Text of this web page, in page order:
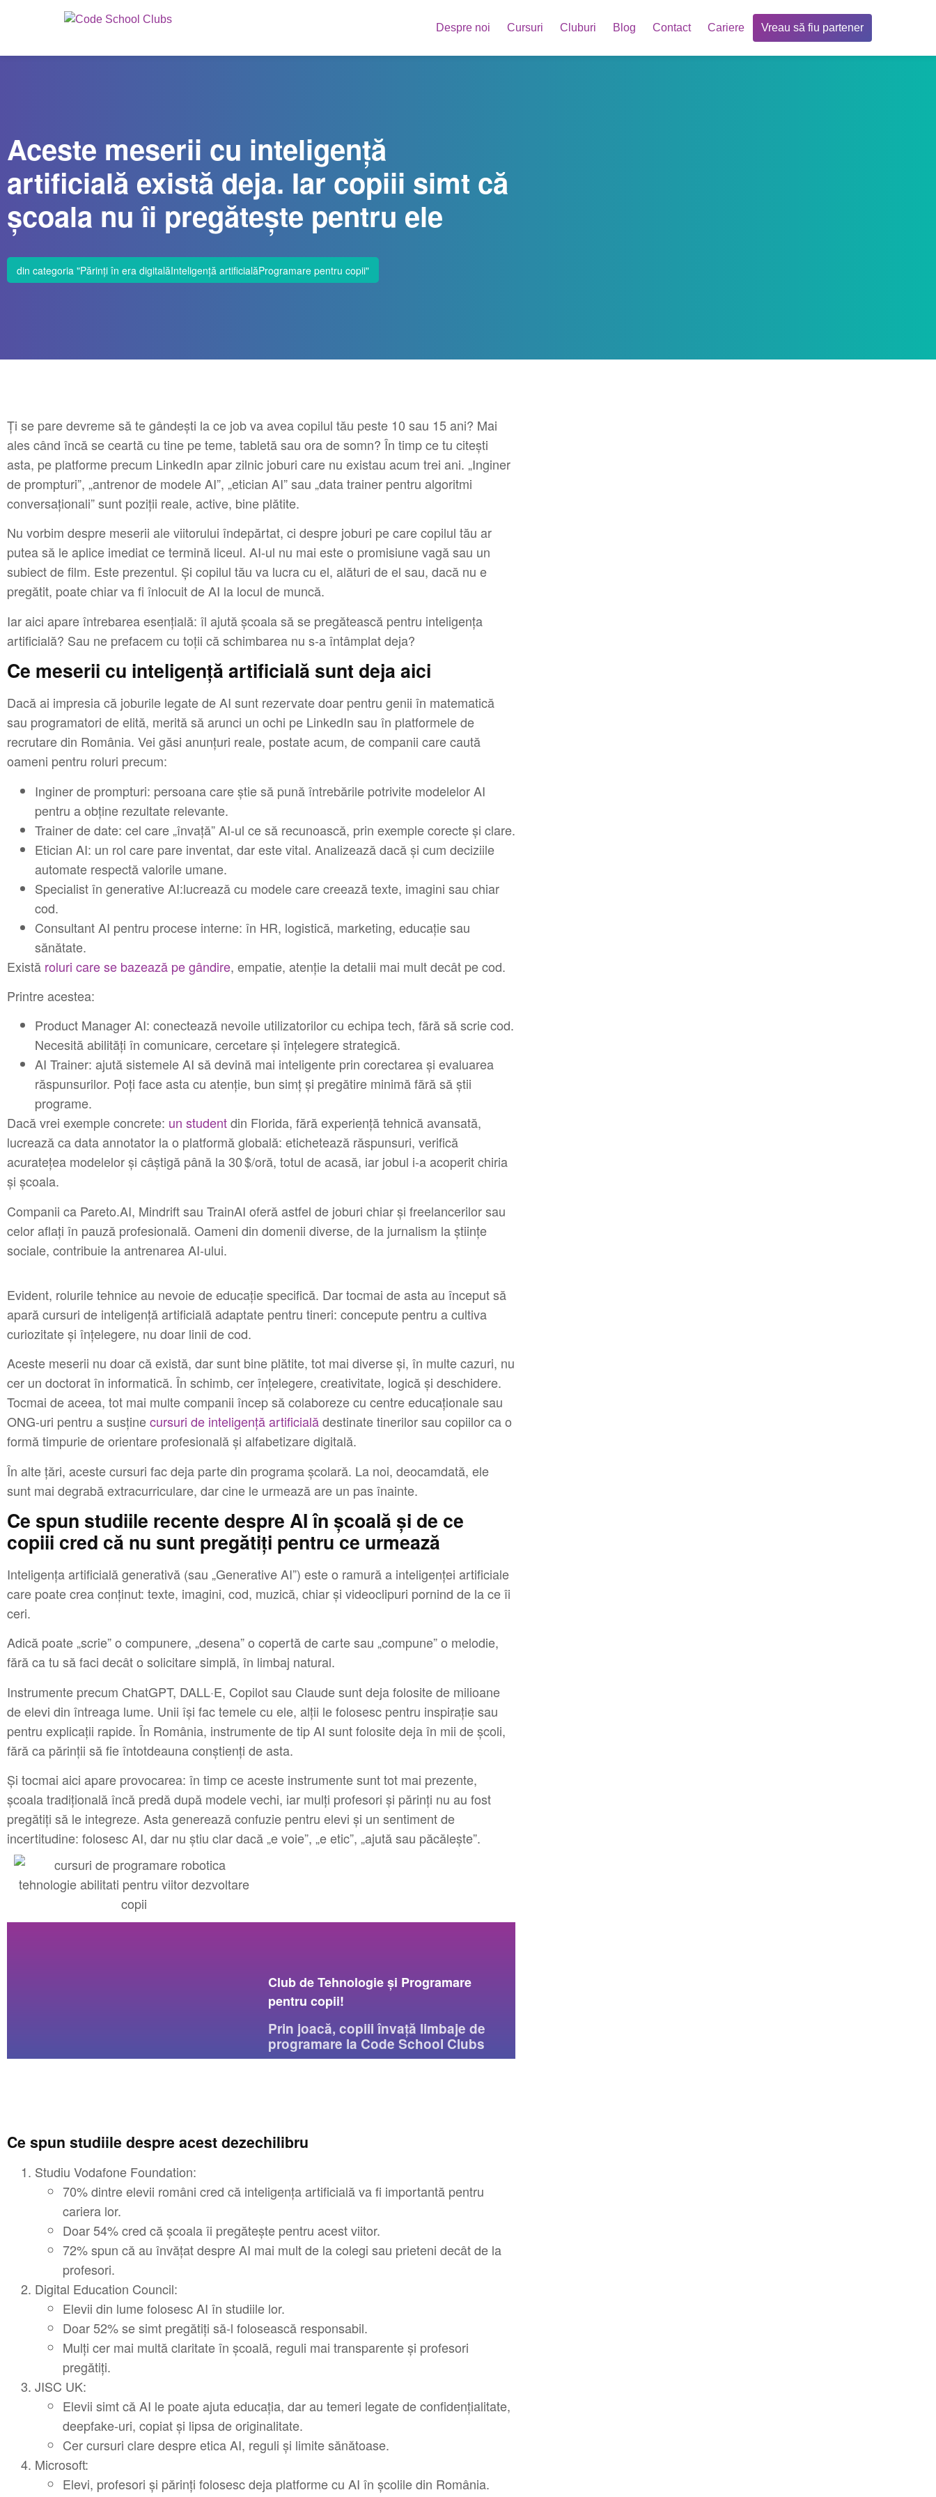
Despre noi Cursuri Cluburi Blog Contact Cariere Vreau să fiu partener
Aceste meserii cu inteligență
artificială există deja. Iar copiii simt că
școala nu îi pregătește pentru ele
din categoria "Părinți în era digitalăInteligență artificialăProgramare pentru copii"
Ți se pare devreme să te gândești la ce job va avea copilul tău peste 10 sau 15 ani? Mai
ales când încă se ceartă cu tine pe teme, tabletă sau ora de somn? În timp ce tu citești
asta, pe platforme precum LinkedIn apar zilnic joburi care nu existau acum trei ani. „Inginer
de prompturi”, „antrenor de modele AI”, „etician AI” sau „data trainer pentru algoritmi
conversaționali” sunt poziții reale, active, bine plătite.
Nu vorbim despre meserii ale viitorului îndepărtat, ci despre joburi pe care copilul tău ar
putea să le aplice imediat ce termină liceul. AI-ul nu mai este o promisiune vagă sau un
subiect de film. Este prezentul. Și copilul tău va lucra cu el, alături de el sau, dacă nu e
pregătit, poate chiar va fi înlocuit de AI la locul de muncă.
Iar aici apare întrebarea esențială: îl ajută școala să se pregătească pentru inteligența
artificială? Sau ne prefacem cu toții că schimbarea nu s-a întâmplat deja?
Ce meserii cu inteligență artificială sunt deja aici
Dacă ai impresia că joburile legate de AI sunt rezervate doar pentru genii în matematică
sau programatori de elită, merită să arunci un ochi pe LinkedIn sau în platformele de
recrutare din România. Vei găsi anunțuri reale, postate acum, de companii care caută
oameni pentru roluri precum:
Inginer de prompturi: persoana care știe să pună întrebările potrivite modelelor AI
pentru a obține rezultate relevante.
Trainer de date: cel care „învață” AI-ul ce să recunoască, prin exemple corecte și clare.
Etician AI: un rol care pare inventat, dar este vital. Analizează dacă și cum deciziile
automate respectă valorile umane.
Specialist în generative AI:lucrează cu modele care creează texte, imagini sau chiar
cod.
Consultant AI pentru procese interne: în HR, logistică, marketing, educație sau
sănătate.
Există roluri care se bazează pe gândire, empatie, atenție la detalii mai mult decât pe cod.
Printre acestea:
Product Manager AI: conectează nevoile utilizatorilor cu echipa tech, fără să scrie cod.
Necesită abilități în comunicare, cercetare și înțelegere strategică.
AI Trainer: ajută sistemele AI să devină mai inteligente prin corectarea și evaluarea
răspunsurilor. Poți face asta cu atenție, bun simț și pregătire minimă fără să știi
programe.
Dacă vrei exemple concrete: un studentdin Florida, fără experiență tehnică avansată,
lucrează ca data annotator la o platformă globală: etichetează răspunsuri, verifică
acuratețea modelelor și câștigă până la 30 $/oră, totul de acasă, iar jobul i-a acoperit chiria
și școala.
Companii ca Pareto.AI, Mindrift sau TrainAI oferă astfel de joburi chiar și freelancerilor sau
celor aflați în pauză profesională. Oameni din domenii diverse, de la jurnalism la științe
sociale, contribuie la antrenarea AI‑ului.
Evident, rolurile tehnice au nevoie de educație specifică. Dar tocmai de asta au început să
apară cursuri de inteligență artificială adaptate pentru tineri: concepute pentru a cultiva
curiozitate și înțelegere, nu doar linii de cod.
Aceste meserii nu doar că există, dar sunt bine plătite, tot mai diverse și, în multe cazuri, nu
cer un doctorat în informatică. În schimb, cer înțelegere, creativitate, logică și deschidere.
Tocmai de aceea, tot mai multe companii încep să colaboreze cu centre educaționale sau
ONG-uri pentru a susținecursuri de inteligență artificialădestinate tinerilor sau copiilor ca o
formă timpurie de orientare profesională și alfabetizare digitală.
În alte țări, aceste cursuri fac deja parte din programa școlară. La noi, deocamdată, ele
sunt mai degrabă extracurriculare, dar cine le urmează are un pas înainte.
Ce spun studiile recente despre AI în școală și de ce
copiii cred că nu sunt pregătiți pentru ce urmează
Inteligența artificială generativă (sau „Generative AI”) este o ramură a inteligenței artificiale
care poate crea conținut: texte, imagini, cod, muzică, chiar și videoclipuri pornind de la ce îi
ceri.
Adică poate „scrie” o compunere, „desena” o copertă de carte sau „compune” o melodie,
fără ca tu să faci decât o solicitare simplă, în limbaj natural.
Instrumente precum ChatGPT, DALL·E, Copilot sau Claude sunt deja folosite de milioane
de elevi din întreaga lume. Unii își fac temele cu ele, alții le folosesc pentru inspirație sau
pentru explicații rapide. În România, instrumente de tip AI sunt folosite deja în mii de școli,
fără ca părinții să fie întotdeauna conștienți de asta.
Și tocmai aici apare provocarea: în timp ce aceste instrumente sunt tot mai prezente,
școala tradițională încă predă după modele vechi, iar mulți profesori și părinți nu au fost
pregătiți să le integreze. Asta generează confuzie pentru elevi și un sentiment de
incertitudine: folosesc AI, dar nu știu clar dacă „e voie”, „e etic”, „ajută sau păcălește”.
Club de Tehnologie și Programare
pentru copii!
Prin joacă, copiii învață limbaje de
programare la Code School Clubs
Ce spun studiile despre acest dezechilibru
Studiu Vodafone Foundation:
70% dintre elevii români cred că inteligența artificială va fi importantă pentru
cariera lor.
Doar 54% cred că școala îi pregătește pentru acest viitor.
72% spun că au învățat despre AI mai mult de la colegi sau prieteni decât de la
profesori.
Digital Education Council:
Elevii din lume folosesc AI în studiile lor.
Doar 52% se simt pregătiți să-l folosească responsabil.
Mulți cer mai multă claritate în școală, reguli mai transparente și profesori
pregătiți.
JISC UK:
Elevii simt că AI le poate ajuta educația, dar au temeri legate de confidențialitate,
deepfake-uri, copiat și lipsa de originalitate.
Cer cursuri clare despre etica AI, reguli și limite sănătoase.
Microsoft:
Elevi, profesori și părinți folosesc deja platforme cu AI în școlile din România.